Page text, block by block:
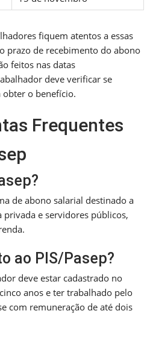
fiquem atentos a essas
prazo de recebimento do abono
feitos nas datas
deve verificar se
o benefício.
Frequentes
de abono salarial destinado a
e servidores públicos,
ao PIS/Pasep?
deve estar cadastrado no
anos e ter trabalhado pelo
com remuneração de até dois